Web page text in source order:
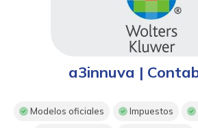
a3innuva |
Modelos oficiales Impuestos